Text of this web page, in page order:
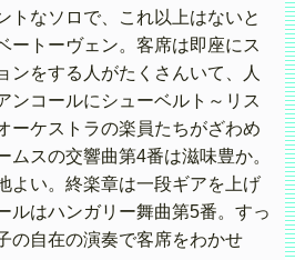
トなソロで、これ以上はないと
ートーヴェン。客席は即座にス
ンをする人がたくさんいて、人
ンコールにシューベルト～リス
ーケストラの楽員たちがざわめ
ムスの交響曲第4番は滋味豊か。
よい。終楽章は一段ギアを上げ
ルはハンガリー舞曲第5番。すっ
の自在の演奏で客席をわかせ